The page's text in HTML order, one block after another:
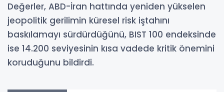
Değerler, ABD-İran hattında yeniden yükselen
jeopolitik gerilimin küresel risk iştahını
baskılamayı sürdürdüğünü, BIST 100 endeksinde
ise 14.200 seviyesinin kısa vadede kritik önemini
koruduğunu bildirdi.